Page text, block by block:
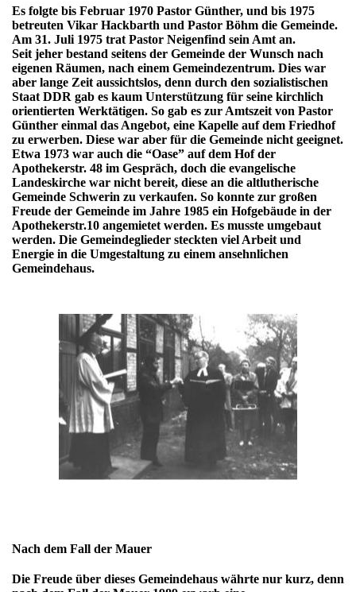
Es folgte bis Februar 1970 Pastor Günther, und bis 1975
betreuten Vikar Hackbarth und Pastor Böhm die Gemeinde.
Am 31. Juli 1975 trat Pastor Neigenfind sein Amt an.
Seit jeher bestand seitens der Gemeinde der Wunsch nach
eigenen Räumen, nach einem Gemeindezentrum. Dies war
aber lange Zeit aussichtslos, denn durch den sozialistischen
Staat DDR gab es kaum Unterstützung für seine kirchlich
orientierten Werktätigen. So gab es zur Amtszeit von Pastor
Günther einmal das Angebot, eine Kapelle auf dem Friedhof
zu erwerben. Diese war aber für die Gemeinde nicht geeignet.
Etwa 1973 war auch die “Oase” auf dem Hof der
Apothekerstr. 48 im Gespräch, doch die evangelische
Landeskirche war nicht bereit, diese an die altlutherische
Gemeinde Schwerin zu verkaufen. So konnte zur großen
Freude der Gemeinde im Jahre 1985 ein Hofgebäude in der
Apothekerstr.10 angemietet werden. Es musste umgebaut
werden. Die Gemeindeglieder steckten viel Arbeit und
Energie in die Umgestaltung zu einem ansehnlichen
Gemeindehaus.
Nach dem Fall der Mauer
Die Freude über dieses Gemeindehaus währte nur kurz, denn